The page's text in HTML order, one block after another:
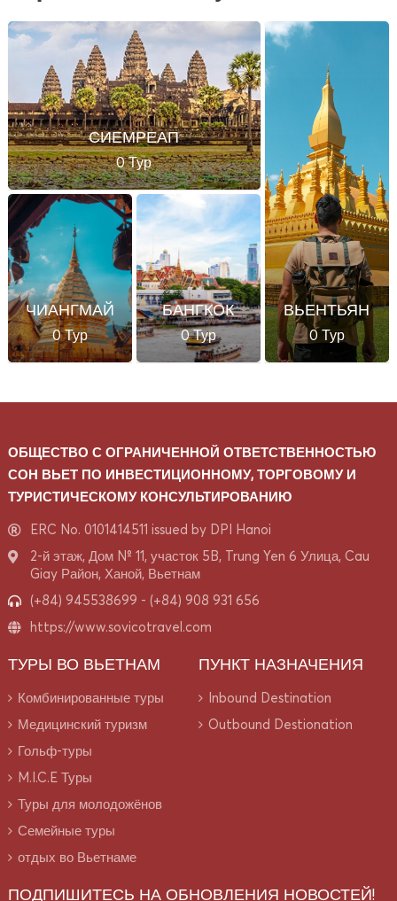
СИЕМРЕАП
0 Тур
ВЬЕНТЬЯН
0 Тур
ЧИАНГМАЙ
0 Тур
БАНГКОК
0 Тур
ОБЩЕСТВО С ОГРАНИЧЕННОЙ ОТВЕТСТВЕННОСТЬЮ
СОН ВЬЕТ ПО ИНВЕСТИЦИОННОМУ, ТОРГОВОМУ И
ТУРИСТИЧЕСКОМУ КОНСУЛЬТИРОВАНИЮ
ERC No. 0101414511 issued by DPI Hanoi
2-й этаж, Дом № 11, участок 5B, Trung Yen 6 Улица, Cau
Giay Район, Ханой, Вьетнам
(+84) 945538699 - (+84) 908 931 656
https://www.sovicotravel.com
ТУРЫ ВО ВЬЕТНАМ
Комбинированные туры
Медицинский туризм
Гольф-туры
M.I.C.E Туры
Туры для молодожёнов
Семейные туры
отдых во Вьетнаме
ПУНКТ НАЗНАЧЕНИЯ
Inbound Destination
Outbound Destionation
ПОДПИШИТЕСЬ НА ОБНОВЛЕНИЯ НОВОСТЕЙ!